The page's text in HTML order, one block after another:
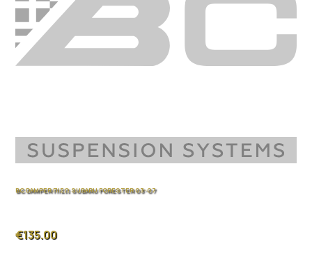
BC DAMPER ΠΙΣΩ SUBARU FORESTER 03-07
€135.00